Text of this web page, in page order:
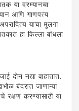
या दरम्यानचा
आणि गाणपत्य
याचा मुलगा
हा किल्ला बांधला
दोन नद्या वाहातात.
बंदरात जाणाऱ्या
रक्षण करण्यासाठी या